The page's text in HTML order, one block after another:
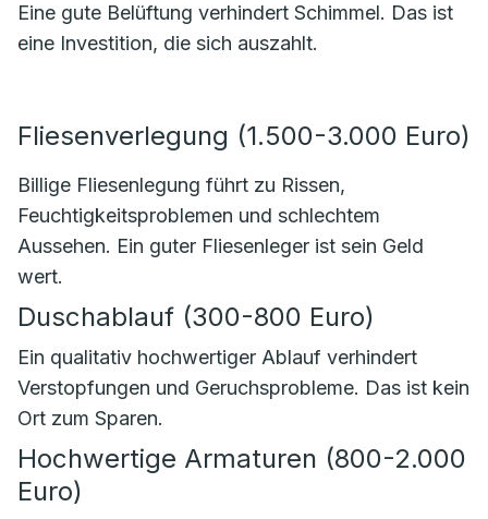
Eine gute Belüftung verhindert Schimmel. Das ist
eine Investition, die sich auszahlt.
Fliesenverlegung (1.500-3.000 Euro)
Billige Fliesenlegung führt zu Rissen,
Feuchtigkeitsproblemen und schlechtem
Aussehen. Ein guter Fliesenleger ist sein Geld
wert.
Duschablauf (300-800 Euro)
Ein qualitativ hochwertiger Ablauf verhindert
Verstopfungen und Geruchsprobleme. Das ist kein
Ort zum Sparen.
Hochwertige Armaturen (800-2.000
Euro)